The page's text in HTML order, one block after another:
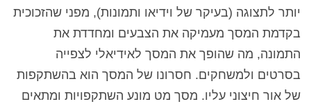
יותר לתצוגה (בעיקר של וידיאו ותמונות), מפני שהזכוכית
בקדמת המסך מעמיקה את הצבעים ומחדדת את
התמונה, מה שהופך את המסך לאידיאלי לצפייה
בסרטים ולמשחקים. חסרונו של המסך הוא בהשתקפות
של אור חיצוני עליו. מסך מט מונע השתקפויות ומתאים